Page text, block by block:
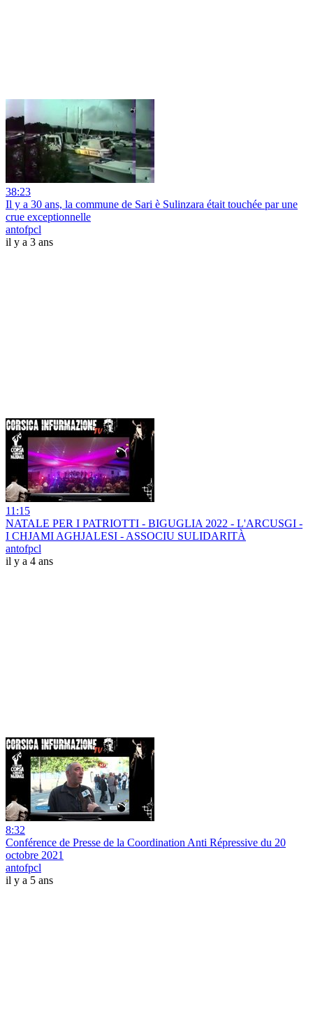
38:23
Il y a 30 ans, la commune de Sari è Sulinzara était touchée par une
crue exceptionnelle
antofpcl
il y a 3 ans
11:15
NATALE PER I PATRIOTTI - BIGUGLIA 2022 - L'ARCUSGI -
I CHJAMI AGHJALESI - ASSOCIU SULIDARITÀ
antofpcl
il y a 4 ans
8:32
Conférence de Presse de la Coordination Anti Répressive du 20
octobre 2021
antofpcl
il y a 5 ans